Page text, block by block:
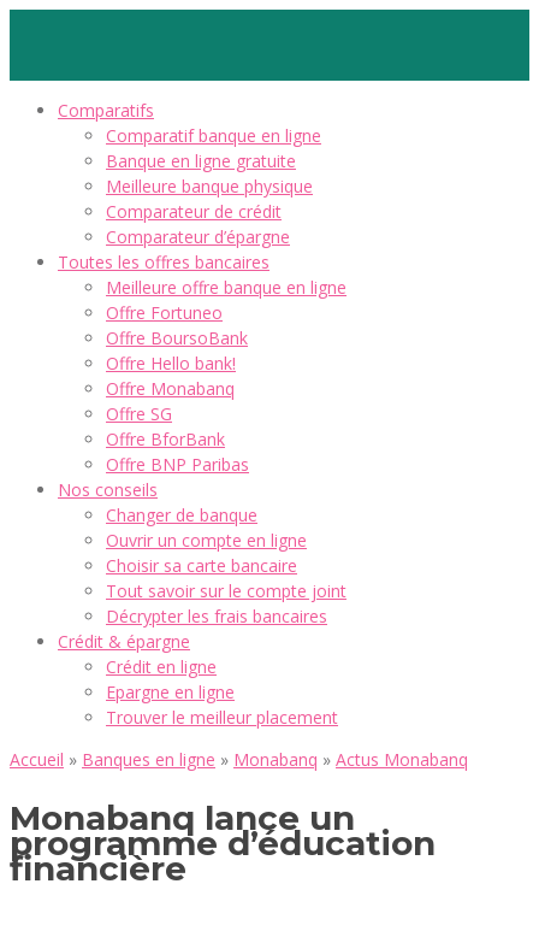
Comparatifs
Comparatif banque en ligne
Banque en ligne gratuite
Meilleure banque physique
Comparateur de crédit
Comparateur d’épargne
Toutes les offres bancaires
Meilleure offre banque en ligne
Offre Fortuneo
Offre BoursoBank
Offre Hello bank!
Offre Monabanq
Offre SG
Offre BforBank
Offre BNP Paribas
Nos conseils
Changer de banque
Ouvrir un compte en ligne
Choisir sa carte bancaire
Tout savoir sur le compte joint
Décrypter les frais bancaires
Crédit & épargne
Crédit en ligne
Epargne en ligne
Trouver le meilleur placement
Accueil » Banques en ligne » Monabanq » Actus Monabanq
Monabanq lance un
programme d’éducation
financière